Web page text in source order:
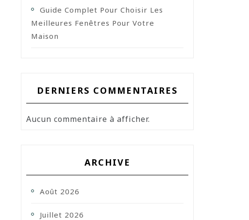
Guide Complet Pour Choisir Les
Meilleures Fenêtres Pour Votre
Maison
DERNIERS COMMENTAIRES
Aucun commentaire à afficher.
ARCHIVE
Août 2026
Juillet 2026